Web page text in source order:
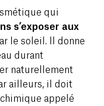
qui
s’exposer aux
le soleil. Il donne
durant
naturellement
ailleurs, il doit
appelé